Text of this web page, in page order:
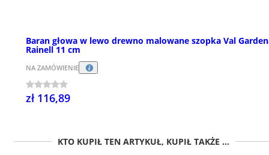
Baran głowa w lewo drewno malowane szopka Val
Rainell 11 cm
NA ZAMÓWIENIE
zł 116,89
KTO KUPIŁ TEN ARTYKUŁ, KUPIŁ TAKŻE ...